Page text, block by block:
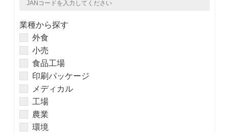
業種から探す
外食
小売
食品工場
印刷パッケージ
メディカル
工場
農業
環境